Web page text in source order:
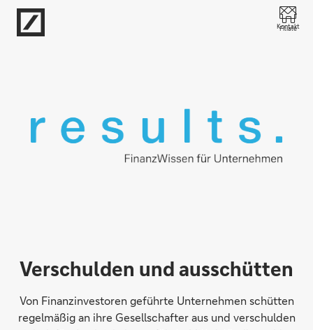
Kontakt
Filiale
Verschulden und ausschütten
Von Finanzinvestoren geführte Unternehmen schütten
regelmäßig an ihre Gesellschafter aus und verschulden